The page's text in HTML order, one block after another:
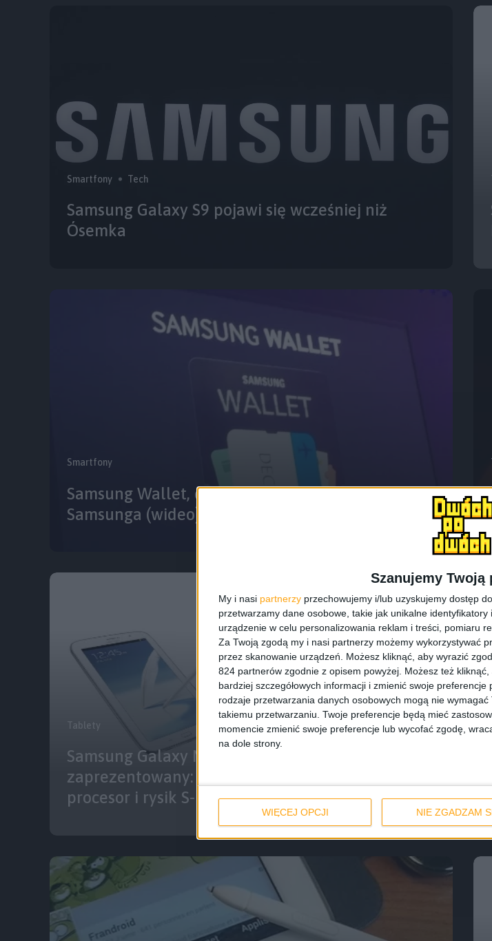
Szanujemy Twoją
My i nasi partnerzy przechowujemy i/lub uzyskujemy dostęp
przetwarzamy dane osobowe, takie jak unikalne
urządzenie w celu personalizowania reklam i treści, pomiaru
Za Twoją zgodą my i nasi partnerzy możemy wykorzystywać
przez skanowanie urządzeń. Możesz kliknąć, aby wyrazić
824 partnerów zgodnie z opisem powyżej. Możesz też
bardziej szczegółowych informacji i zmienić swoje preferencje
rodzaje przetwarzania danych osobowych mogą nie
takiemu przetwarzaniu. Twoje preferencje będą mieć
momencie zmienić swoje preferencje lub wycofać zgodę,
na dole strony.
WIĘCEJ OPCJI NIE ZGADZAM
Smartfony Tech
Samsung Galaxy S9 pojawi się wcześniej niż
Ósemka
Smartfony
Samsung Wallet, czyli mobilny portfel od
Samsunga (wideo)
Tablety
Samsung Galaxy Note 8.0 oficjalnie
zaprezentowany: ekran 8 cali WXGA, 4-rdzeniowy
procesor i rysik S-Pen